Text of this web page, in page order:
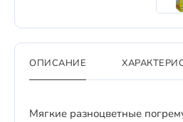
ОПИСАНИЕ
Мягкие разноцветные